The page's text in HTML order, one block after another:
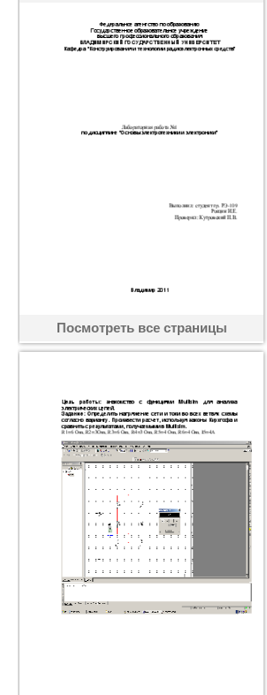
Посмотреть все страницы